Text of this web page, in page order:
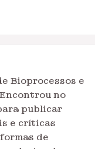
Bioprocessos e
no
publicar
e críticas
de